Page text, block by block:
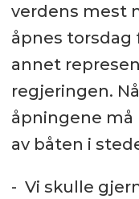
verdens mest
åpnes
annet
regjeringen.
åpningene må
av båten i
- Vi skulle